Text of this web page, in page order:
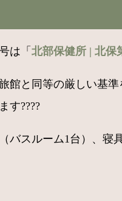
は「 北部保健所 | 北保
と同等の厳しい基
す????
スルーム1台）、寝